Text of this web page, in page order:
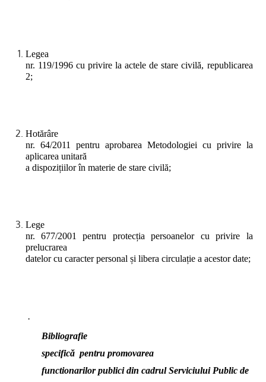
Legea
nr. 119/1996 cu privire la actele de stare civilă, republicarea
2;
Hotărâre
nr. 64/2011 pentru aprobarea Metodologiei cu privire la
aplicarea unitară
a dispozițiilor în materie de stare civilă;
Lege
nr. 677/2001 pentru protecția persoanelor cu privire la
prelucrarea
datelor cu caracter personal și libera circulație a acestor date;
·
Bibliografie
specifică pentru promovarea
functionarilor publici din cadrul Serviciului Public de